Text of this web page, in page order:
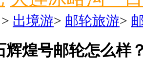
> 出境游> 邮轮旅游>
辉煌号邮轮怎么样